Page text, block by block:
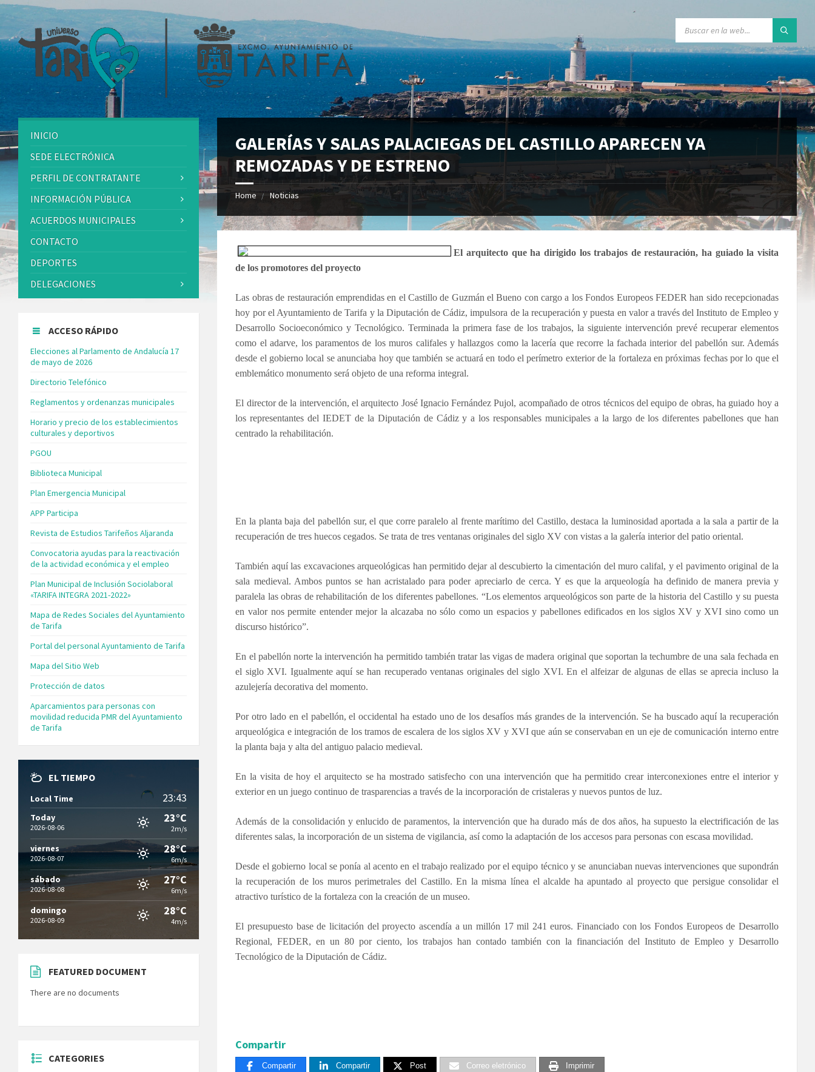
GALERÍAS Y SALAS PALACIEGAS DEL CASTILLO APARECEN YA
REMOZADAS Y DE ESTRENO
Home Noticias
El arquitecto que ha dirigido los trabajos de restauración, ha guiado la visita
de los promotores del proyecto
Las obras de restauración emprendidas en el Castillo de Guzmán el Bueno con cargo a los Fondos Europeos FEDER han sido recepcionadas
hoy por el Ayuntamiento de Tarifa y la Diputación de Cádiz, impulsora de la recuperación y puesta en valor a través del Instituto de Empleo y
Desarrollo Socioeconómico y Tecnológico. Terminada la primera fase de los trabajos, la siguiente intervención prevé recuperar elementos
como el adarve, los paramentos de los muros califales y hallazgos como la lacería que recorre la fachada interior del pabellón sur. Además
desde el gobierno local se anunciaba hoy que también se actuará en todo el perímetro exterior de la fortaleza en próximas fechas por lo que el
emblemático monumento será objeto de una reforma integral.
El director de la intervención, el arquitecto José Ignacio Fernández Pujol, acompañado de otros técnicos del equipo de obras, ha guiado hoy a
los representantes del IEDET de la Diputación de Cádiz y a los responsables municipales a la largo de los diferentes pabellones que han
centrado la rehabilitación.
En la planta baja del pabellón sur, el que corre paralelo al frente marítimo del Castillo, destaca la luminosidad aportada a la sala a partir de la
recuperación de tres huecos cegados. Se trata de tres ventanas originales del siglo XV con vistas a la galería interior del patio oriental.
También aquí las excavaciones arqueológicas han permitido dejar al descubierto la cimentación del muro califal, y el pavimento original de la
sala medieval. Ambos puntos se han acristalado para poder apreciarlo de cerca. Y es que la arqueología ha definido de manera previa y
paralela las obras de rehabilitación de los diferentes pabellones. “Los elementos arqueológicos son parte de la historia del Castillo y su puesta
en valor nos permite entender mejor la alcazaba no sólo como un espacios y pabellones edificados en los siglos XV y XVI sino como un
discurso histórico”.
En el pabellón norte la intervención ha permitido también tratar las vigas de madera original que soportan la techumbre de una sala fechada en
el siglo XVI. Igualmente aquí se han recuperado ventanas originales del siglo XVI. En el alfeizar de algunas de ellas se aprecia incluso la
azulejería decorativa del momento.
Por otro lado en el pabellón, el occidental ha estado uno de los desafíos más grandes de la intervención. Se ha buscado aquí la recuperación
arqueológica e integración de los tramos de escalera de los siglos XV y XVI que aún se conservaban en un eje de comunicación interno entre
la planta baja y alta del antiguo palacio medieval.
En la visita de hoy el arquitecto se ha mostrado satisfecho con una intervención que ha permitido crear interconexiones entre el interior y
exterior en un juego continuo de trasparencias a través de la incorporación de cristaleras y nuevos puntos de luz.
Además de la consolidación y enlucido de paramentos, la intervención que ha durado más de dos años, ha supuesto la electrificación de las
diferentes salas, la incorporación de un sistema de vigilancia, así como la adaptación de los accesos para personas con escasa movilidad.
Desde el gobierno local se ponía al acento en el trabajo realizado por el equipo técnico y se anunciaban nuevas intervenciones que supondrán
la recuperación de los muros perimetrales del Castillo. En la misma línea el alcalde ha apuntado al proyecto que persigue consolidar el
atractivo turístico de la fortaleza con la creación de un museo.
El presupuesto base de licitación del proyecto ascendía a un millón 17 mil 241 euros. Financiado con los Fondos Europeos de Desarrollo
Regional, FEDER, en un 80 por ciento, los trabajos han contado también con la financiación del Instituto de Empleo y Desarrollo
Tecnológico de la Diputación de Cádiz.
Compartir
Compartir Compartir Post Correo eletrónico Imprimir
INICIO
SEDE ELECTRÓNICA
PERFIL DE CONTRATANTE
INFORMACIÓN PÚBLICA
ACUERDOS MUNICIPALES
CONTACTO
DEPORTES
DELEGACIONES
ACCESO RÁPIDO
Elecciones al Parlamento de Andalucía 17
de mayo de 2026
Directorio Telefónico
Reglamentos y ordenanzas municipales
Horario y precio de los establecimientos
culturales y deportivos
PGOU
Biblioteca Municipal
Plan Emergencia Municipal
APP Participa
Revista de Estudios Tarifeños Aljaranda
Convocatoria ayudas para la reactivación
de la actividad económica y el empleo
Plan Municipal de Inclusión Sociolaboral
«TARIFA INTEGRA 2021-2022»
Mapa de Redes Sociales del Ayuntamiento
de Tarifa
Portal del personal Ayuntamiento de Tarifa
Mapa del Sitio Web
Protección de datos
Aparcamientos para personas con
movilidad reducida PMR del Ayuntamiento
de Tarifa
EL TIEMPO
Local Time 23:43
Today
2026-08-06
23°C
2m/s
viernes
2026-08-07
28°C
6m/s
sábado
2026-08-08
27°C
6m/s
domingo
2026-08-09
28°C
4m/s
FEATURED DOCUMENT
There are no documents
CATEGORIES